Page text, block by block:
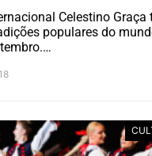
Celestino
populares do